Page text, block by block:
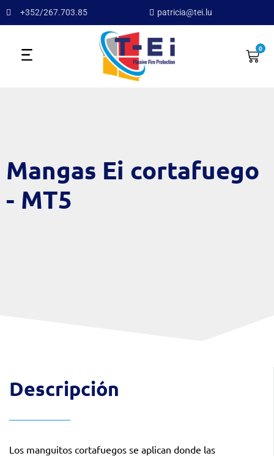
+352/267.703.85 patricia@tei.lu
0
Mangas Ei cortafuego
- MT5
Descripción
Los manguitos cortafuegos se aplican donde las